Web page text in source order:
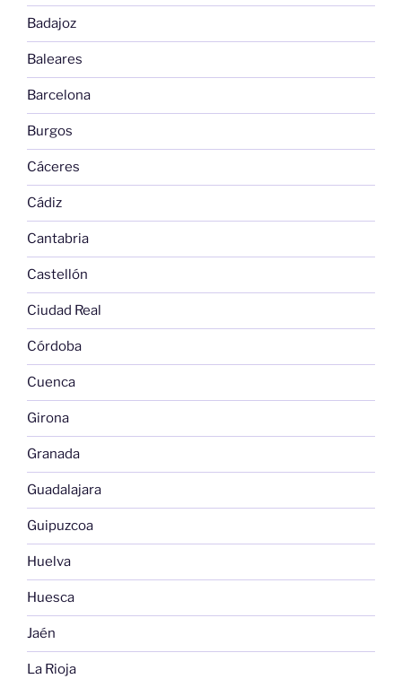
Badajoz
Baleares
Barcelona
Burgos
Cáceres
Cádiz
Cantabria
Castellón
Ciudad Real
Córdoba
Cuenca
Girona
Granada
Guadalajara
Guipuzcoa
Huelva
Huesca
Jaén
La Rioja